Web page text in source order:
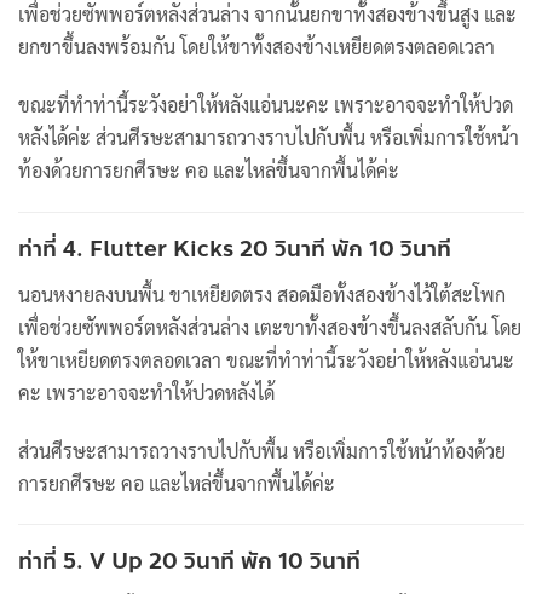
เพื่อช่วยซัพพอร์ตหลังส่วนล่าง จากนั้นยกขาทั้งสองข้างขึ้นสูง และ
ยกขาขึ้นลงพร้อมกัน โดยให้ขาทั้งสองข้างเหยียดตรงตลอดเวลา
ขณะที่ทำท่านี้ระวังอย่าให้หลังแอ่นนะคะ เพราะอาจจะทำให้ปวด
หลังได้ค่ะ ส่วนศีรษะสามารถวางราบไปกับพื้น หรือเพิ่มการใช้หน้า
ท้องด้วยการยกศีรษะ คอ และไหล่ขึ้นจากพื้นได้ค่ะ
ท่าที่ 4. Flutter Kicks 20 วินาที พัก 10 วินาที
นอนหงายลงบนพื้น ขาเหยียดตรง สอดมือทั้งสองข้างไว้ใต้สะโพก
เพื่อช่วยซัพพอร์ตหลังส่วนล่าง เตะขาทั้งสองข้างขึ้นลงสลับกัน โดย
ให้ขาเหยียดตรงตลอดเวลา ขณะที่ทำท่านี้ระวังอย่าให้หลังแอ่นนะ
คะ เพราะอาจจะทำให้ปวดหลังได้
ส่วนศีรษะสามารถวางราบไปกับพื้น หรือเพิ่มการใช้หน้าท้องด้วย
การยกศีรษะ คอ และไหล่ขึ้นจากพื้นได้ค่ะ
ท่าที่ 5. V Up 20 วินาที พัก 10 วินาที